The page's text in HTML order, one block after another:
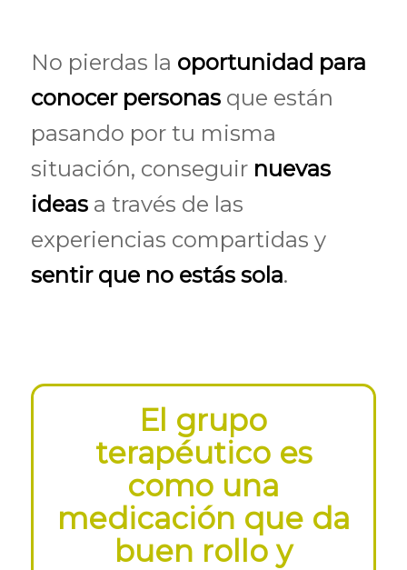
No pierdas la oportunidad para
conocer personas que están
pasando por tu misma
situación, conseguir nuevas
ideasa través de las
experiencias compartidas y
sentir que no estás sola.
El grupo
terapéutico es
como una
medicación que da
buen rollo y